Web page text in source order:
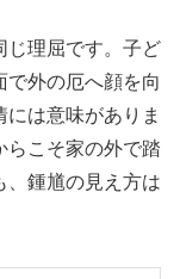
じ理屈です。子ど
で外の厄へ顔を向
は意味がありま
らこそ家の外で踏
、鍾馗の見え方は